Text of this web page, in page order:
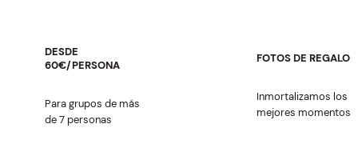
DESDE
60€/PERSONA
Para grupos de más
de 7 personas
FOTOS DE REGALO
Inmortalizamos los
mejores momentos